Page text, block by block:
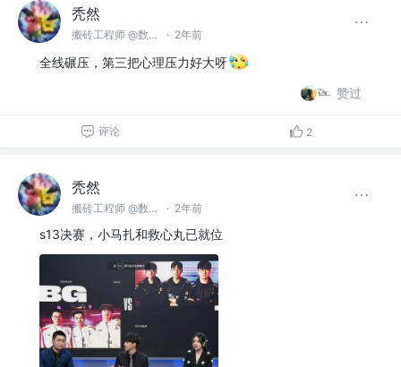
秃然
搬砖工程师 @数字游民 · 2年前
全线碾压，第三把心理压力好大呀
赞过
评论 2
秃然
搬砖工程师 @数字游民 · 2年前
s13决赛，小马扎和救心丸已就位